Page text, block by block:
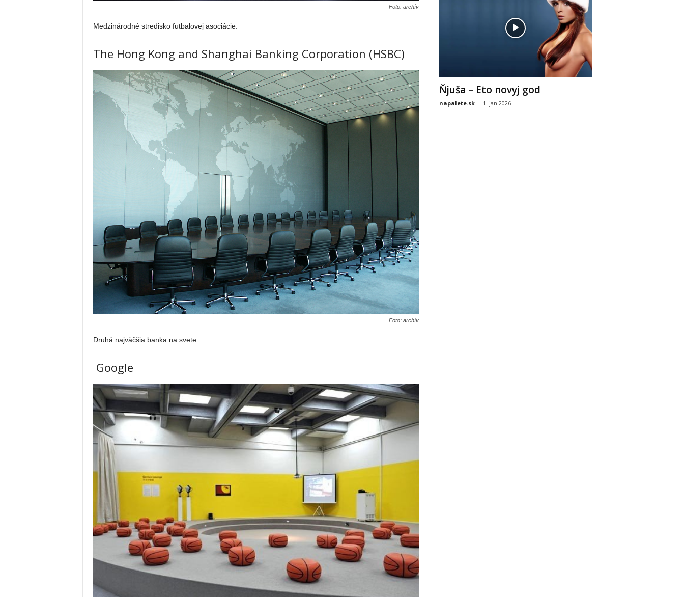
Foto: archív
Medzinárodné stredisko futbalovej asociácie.
The Hong Kong and Shanghai Banking Corporation (HSBC)
Foto: archív
Druhá najväčšia banka na svete.
Google
Ňjuša – Eto novyj god
napalete.sk - 1. jan 2026